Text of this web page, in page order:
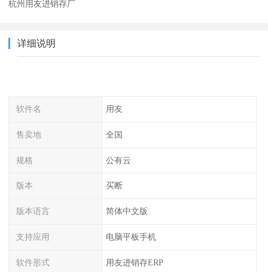
杭州用友进销存厂
详细说明
软件名 用友
售卖地 全国
规格 公有云
版本 买断
版本语言 简体中文版
支持应用 电脑平板手机
软件形式 用友进销存ERP